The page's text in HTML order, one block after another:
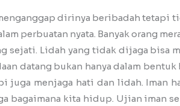
dirinya beribadah
perbuatan nyata. Banyak orang
sejati. Lidah yang tidak dijaga bisa
datang bukan hanya dalam
juga menjaga hati dan lidah.
bagaimana kita hidup. Ujian iman